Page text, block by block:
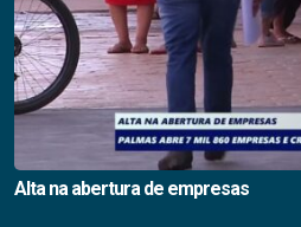
Alta na abertura de empresas